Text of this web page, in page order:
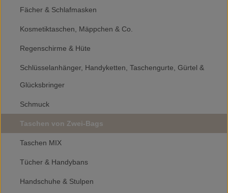
Fächer & Schlafmasken
Kosmetiktaschen, Mäppchen & Co.
Regenschirme & Hüte
Schlüsselanhänger, Handyketten, Taschengurte, Gürtel &
Glücksbringer
Schmuck
Taschen von Zwei-Bags
Taschen MIX
Tücher & Handybans
Handschuhe & Stulpen